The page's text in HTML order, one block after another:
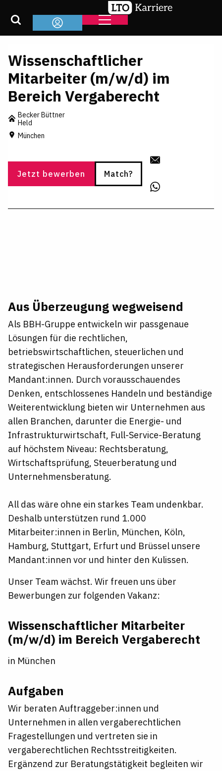
Wissenschaftlicher
Mitarbeiter (m/w/d) im
Bereich Vergaberecht
Becker Büttner
Held
München
Jetzt bewerben Match?
Aus Überzeugung wegweisend
Als BBH-Gruppe entwickeln wir passgenaue
Lösungen für die rechtlichen,
betriebswirtschaftlichen, steuerlichen und
strategischen Herausforderungen unserer
Mandant:innen. Durch vorausschauendes
Denken, entschlossenes Handeln und beständige
Weiterentwicklung bieten wir Unternehmen aus
allen Branchen, darunter die Energie- und
Infrastrukturwirtschaft, Full-Service-Beratung
auf höchstem Niveau: Rechtsberatung,
Wirtschaftsprüfung, Steuerberatung und
Unternehmensberatung.
All das wäre ohne ein starkes Team undenkbar.
Deshalb unterstützen rund 1.000
Mitarbeiter:innen in Berlin, München, Köln,
Hamburg, Stuttgart, Erfurt und Brüssel unsere
Mandant:innen vor und hinter den Kulissen.
Unser Team wächst. Wir freuen uns über
Bewerbungen zur folgenden Vakanz:
Wissenschaftlicher Mitarbeiter
(m/w/d) im Bereich Vergaberecht
in München
Aufgaben
Wir beraten Auftraggeber:innen und
Unternehmen in allen vergaberechtlichen
Fragestellungen und vertreten sie in
vergaberechtlichen Rechtsstreitigkeiten.
Ergänzend zur Beratungstätigkeit begleiten wir